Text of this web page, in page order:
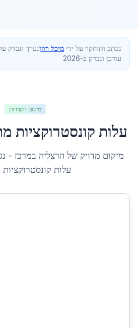
נכתב ותוחקר על ידי מיכל רוזןנערך ונבדק
עודכן ונבדק ב-2026
מיקום השירות
עלות קונסטרוקציות
מיקום מדויק של הרצליה במרכז -
עלות